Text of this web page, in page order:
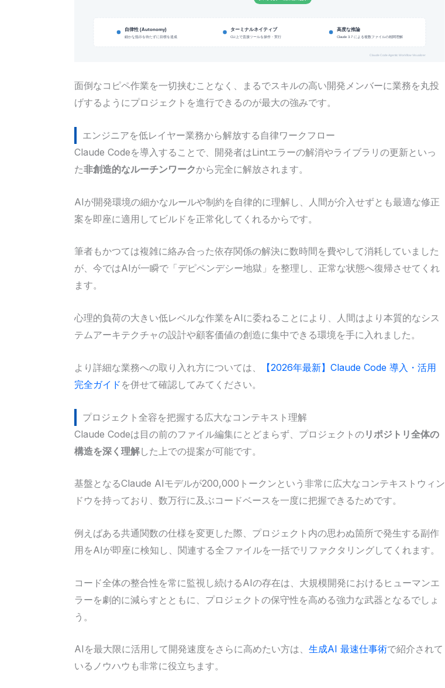
面倒なコピペ作業を一切挟むことなく、まるでスキルの高い開発メンバーに業務を丸投
げするようにプロジェクトを進行できるのが最大の強みです。
エンジニアを低レイヤー業務から解放する自律ワークフロー
Claude Codeを導入することで、開発者はLintエラーの解消やライブラリの更新といっ
た非創造的なルーチンワークから完全に解放されます。
AIが開発環境の細かなルールや制約を自律的に理解し、人間が介入せずとも最適な修正
案を即座に適用してビルドを正常化してくれるからです。
筆者もかつては複雑に絡み合った依存関係の解決に数時間を費やして消耗していました
が、今ではAIが一瞬で「デピペンデシー地獄」を整理し、正常な状態へ復帰させてくれ
ます。
心理的負荷の大きい低レベルな作業をAIに委ねることにより、人間はより本質的なシス
テムアーキテクチャの設計や顧客価値の創造に集中できる環境を手に入れました。
より詳細な業務への取り入れ方については、
【2026年最新】Claude Code 導入・活用
完全ガイド を併せて確認してみてください。
プロジェクト全容を把握する広大なコンテキスト理解
Claude Codeは目の前のファイル編集にとどまらず、プロジェクトのリポジトリ全体の
構造を深く理解した上での提案が可能です。
基盤となるClaude AIモデルが200,000トークンという非常に広大なコンテキストウィン
ドウを持っており、数万行に及ぶコードベースを一度に把握できるためです。
例えばある共通関数の仕様を変更した際、プロジェクト内の思わぬ箇所で発生する副作
用をAIが即座に検知し、関連する全ファイルを一括でリファクタリングしてくれます。
コード全体の整合性を常に監視し続けるAIの存在は、大規模開発におけるヒューマンエ
ラーを劇的に減らすとともに、プロジェクトの保守性を高める強力な武器となるでしょ
う。
AIを最大限に活用して開発速度をさらに高めたい方は、 生成AI 最速仕事術で紹介されて
いるノウハウも非常に役立ちます。